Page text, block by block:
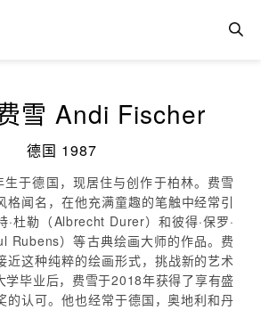
雪 Andi Fischer
德国 1987
生于德国，现居住与创作于柏林。费雪
格闻名，在他充满童趣的笔触中经常引
·杜勒（Albrecht Durer）和彼得·保罗·
Rubens）等古典绘画大师的作品。费
近这种纯粹的绘画形式，挑战新的艺术
学毕业后，费雪于2018年获得了享有盛
的认可。他也经常于德国，奥地利和丹